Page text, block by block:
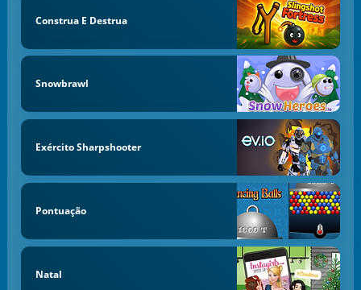
Construa E Destrua
Snowbrawl
Exército Sharpshooter
Pontuação
Natal